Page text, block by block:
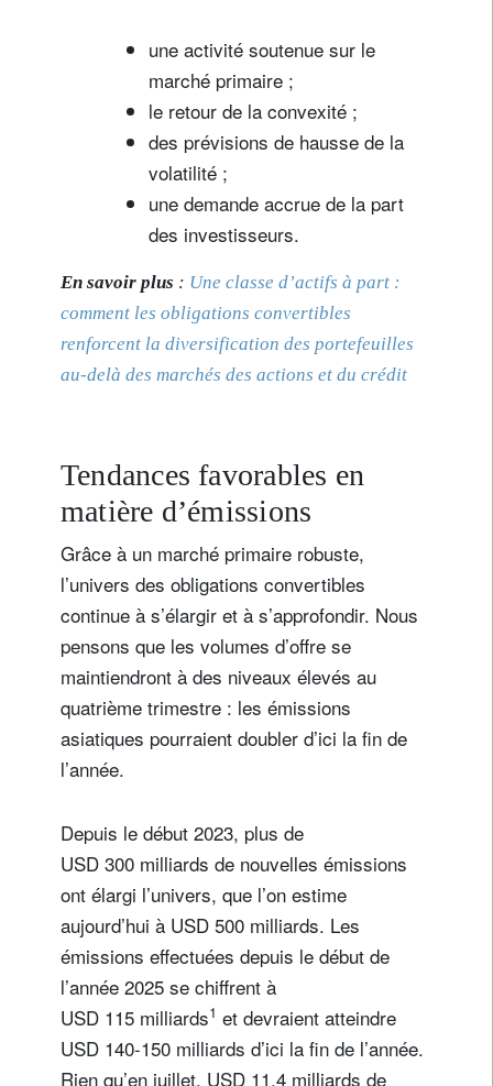
une activité soutenue sur le
marché primaire ;
le retour de la convexité ;
des prévisions de hausse de la
volatilité ;
une demande accrue de la part
des investisseurs.
En savoir plus : Une classe d’actifs à part :
comment les obligations convertibles
renforcent la diversification des portefeuilles
au-delà des marchés des actions et du crédit
Tendances favorables en
matière d’émissions
Grâce à un marché primaire robuste,
l’univers des obligations convertibles
continue à s’élargir et à s’approfondir. Nous
pensons que les volumes d’offre se
maintiendront à des niveaux élevés au
quatrième trimestre : les émissions
asiatiques pourraient doubler d’ici la fin de
l’année.
Depuis le début 2023, plus de
USD 300 milliards de nouvelles émissions
ont élargi l’univers, que l’on estime
aujourd’hui à USD 500 milliards. Les
émissions effectuées depuis le début de
l’année 2025 se chiffrent à
USD 115 milliards1 et devraient atteindre
USD 140-150 milliards d’ici la fin de l’année.
Rien qu’en juillet, USD 11,4 milliards de